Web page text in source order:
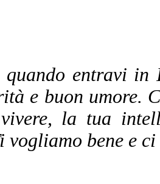
entravi in
e buon umore.
la tua
vogliamo bene e